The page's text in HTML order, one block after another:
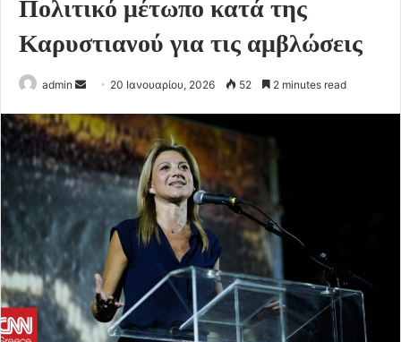
Πολιτικό μέτωπο κατά της
Καρυστιανού για τις αμβλώσεις
admin
Send
email
20 Ιανουαρίου, 2026 52 2 minutes read